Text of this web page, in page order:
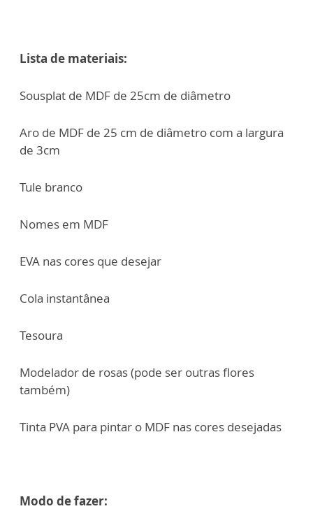
Lista de materiais:
Sousplat de MDF de 25cm de diâmetro
Aro de MDF de 25 cm de diâmetro com a largura
de 3cm
Tule branco
Nomes em MDF
EVA nas cores que desejar
Cola instantânea
Tesoura
Modelador de rosas (pode ser outras flores
também)
Tinta PVA para pintar o MDF nas cores desejadas
Modo de fazer: